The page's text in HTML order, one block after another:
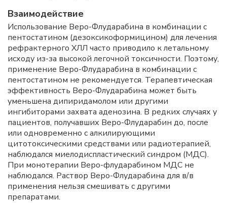
Взаимодействие
Использование Веро-Флударабина в комбинации с
пентостатином (дезоксикоформицином) для лечения
рефрактерного ХЛЛ часто приводило к летальному
исходу из-за высокой легочной токсичности. Поэтому,
применение Веро-Флударабина в комбинации с
пентостатином не рекомендуется. Терапевтическая
эффективность Веро-Флударабина может быть
уменьшена дипиридамолом или другими
ингибиторами захвата аденозина. В редких случаях у
пациентов, получавших Веро-Флударабин до, после
или одновременно с алкилирующими
цитотоксическими средствами или радиотерапией,
наблюдался миелодиспластический синдром (МДС).
При монотерапии Веро-флударабином МДС не
наблюдался. Раствор Веро-Флударабина для в/в
применения нельзя смешивать с другими
препаратами.